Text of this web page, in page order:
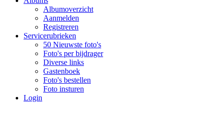
Albumoverzicht
Aanmelden
Registreren
Servicerubrieken
50 Nieuwste foto's
Foto's per bijdrager
Diverse links
Gastenboek
Foto's bestellen
Foto insturen
Login